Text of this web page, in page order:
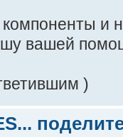
компоненты и
вашей
)